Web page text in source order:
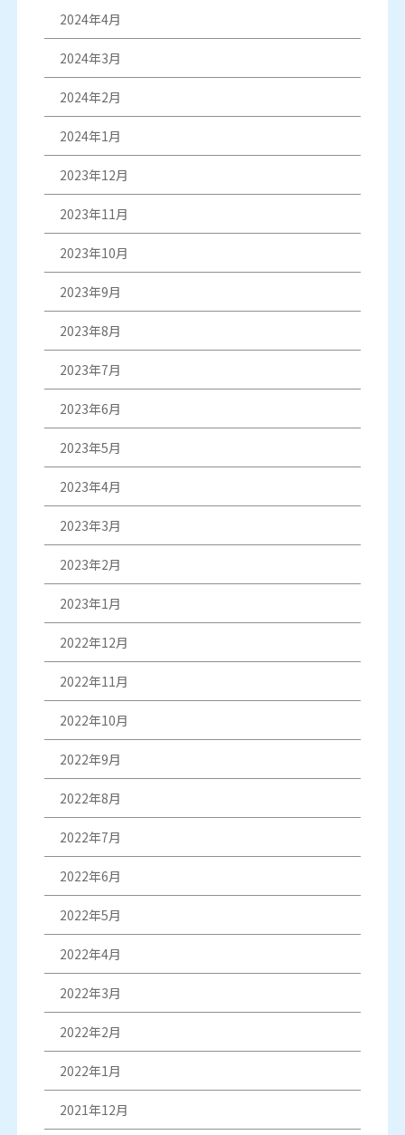
2024年4月
2024年3月
2024年2月
2024年1月
2023年12月
2023年11月
2023年10月
2023年9月
2023年8月
2023年7月
2023年6月
2023年5月
2023年4月
2023年3月
2023年2月
2023年1月
2022年12月
2022年11月
2022年10月
2022年9月
2022年8月
2022年7月
2022年6月
2022年5月
2022年4月
2022年3月
2022年2月
2022年1月
2021年12月